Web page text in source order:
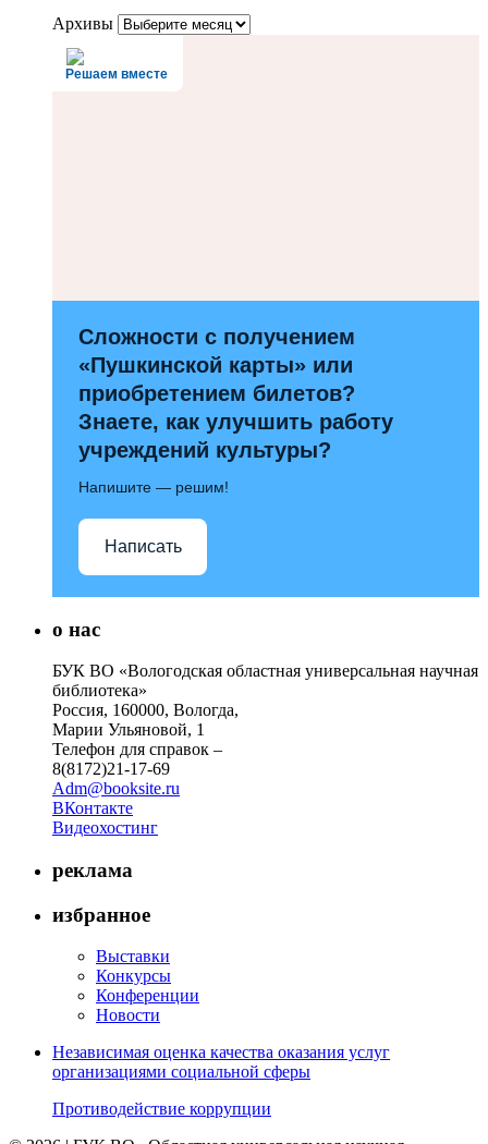
Архивы
Решаем вместе
Сложности с получением
«Пушкинской карты» или
приобретением билетов?
Знаете, как улучшить работу
учреждений культуры?
Напишите — решим!
Написать
о нас
БУК ВО «Вологодская областная универсальная научная
библиотека»
Россия, 160000, Вологда,
Марии Ульяновой, 1
Телефон для справок –
8(8172)21-17-69
Adm@booksite.ru
ВКонтакте
Видеохостинг
реклама
избранное
Выставки
Конкурсы
Конференции
Новости
Независимая оценка качества оказания услуг
организациями социальной сферы
Противодействие коррупции